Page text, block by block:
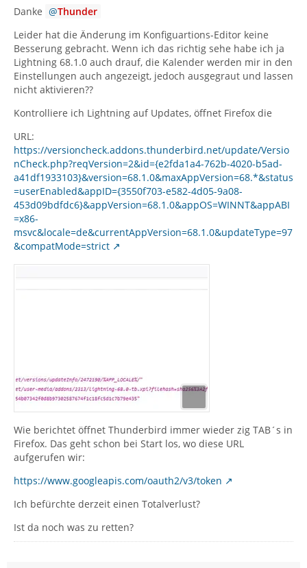
Danke
Thunder
Leider hat die Änderung im Konfiguartions-Editor keine
Besserung gebracht. Wenn ich das richtig sehe habe ich ja
Lightning 68.1.0 auch drauf, die Kalender werden mir in den
Einstellungen auch angezeigt, jedoch ausgegraut und lassen
nicht aktivieren??
Kontrolliere ich Lightning auf Updates, öffnet Firefox die
URL:
https://versioncheck.addons.thunderbird.net/update/Versio
nCheck.php?reqVersion=2&id={e2fda1a4-762b-4020-b5ad-
a41df1933103}&version=68.1.0&maxAppVersion=68.*&status
=userEnabled&appID={3550f703-e582-4d05-9a08-
453d09bdfdc6}&appVersion=68.1.0&appOS=WINNT&appABI
=x86-
msvc&locale=de&currentAppVersion=68.1.0&updateType=97
&compatMode=strict
Wie berichtet öffnet Thunderbird immer wieder zig TAB´s in
Firefox. Das geht schon bei Start los, wo diese URL
aufgerufen wir:
https://www.googleapis.com/oauth2/v3/token
Ich befürchte derzeit einen Totalverlust?
Ist da noch was zu retten?